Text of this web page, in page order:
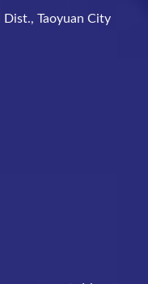
Dist., Taoyuan City